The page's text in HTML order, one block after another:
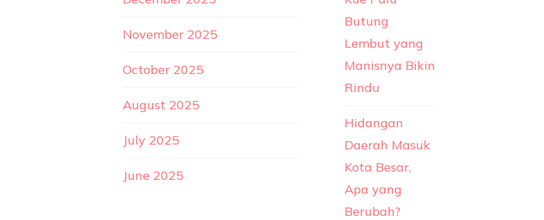
November 2025
October 2025
August 2025
July 2025
June 2025
Butung
Lembut yang
Manisnya Bikin
Rindu
Hidangan
Daerah Masuk
Kota Besar,
Apa yang
Berubah?